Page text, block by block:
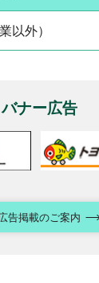
以外）
バナー広告
告掲載のご案内